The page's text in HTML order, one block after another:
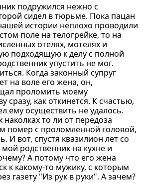
подружился нежно с
сидел в тюрьме. Пока пацан
истории неплохо проводили
поле на телогрейке, то на
отелях, мотелях и
подходящую к делу с полной
упустить не мог.
Когда законный супруг
на воле его жена, он,
проломить моему
сразу, как откинется. К счастью,
ему осуществить не удалось.
то ли от передоза
помер с проломленной головой,
И вот, спустя квазилион лет со
родственник на кухне и
А потому что его жена
к какому-то мужику, с которым
газету "Из рук в руки". А зачем?